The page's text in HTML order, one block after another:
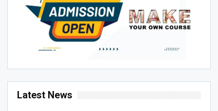
Latest News